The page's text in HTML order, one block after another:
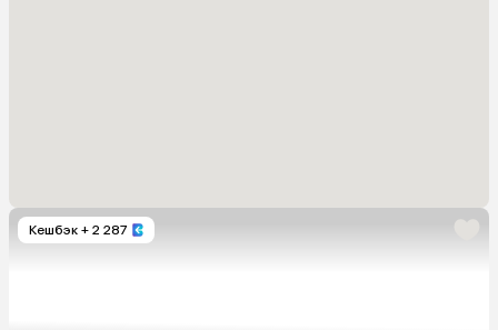
Кешбэк + 2 287